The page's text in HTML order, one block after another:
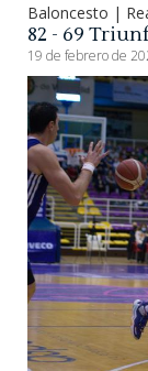
Baloncesto |
82 - 69
19 de febrero de